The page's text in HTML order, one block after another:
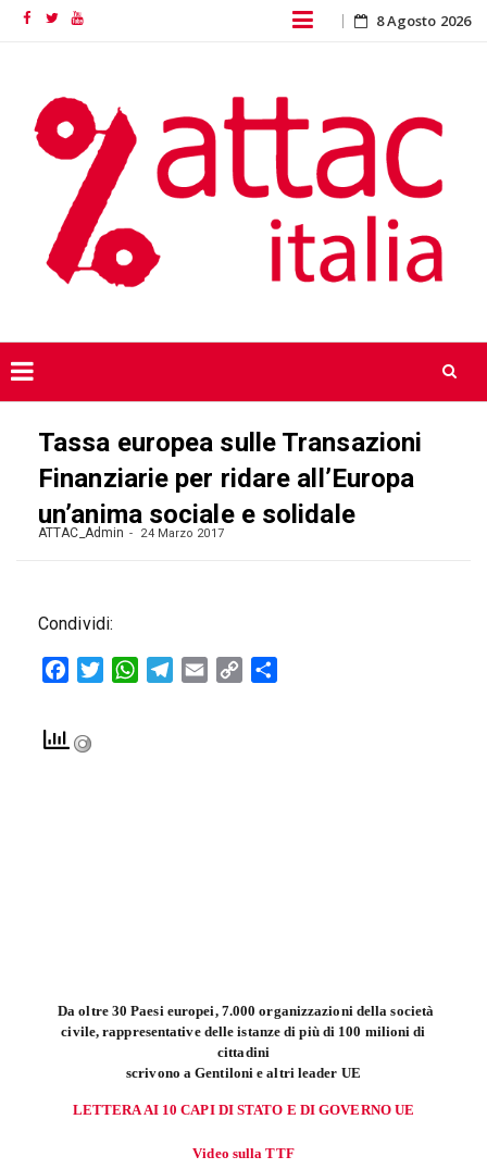
FacebookTwitterYouTube Skip
content
8 Agosto 2026
Tassa europea sulle Transazioni
Finanziarie per ridare all’Europa
un’anima sociale e solidale
ATTAC_Admin 24 Marzo 2017
Condividi:
FacebookTwitterWhatsAppTelegram
Email
Copy
Da oltre 30 Paesi europei, 7.000 organizzazioni della società
civile, rappresentative delle istanze di più di 100 milioni di
cittadini
scrivono a Gentiloni e altri leader UE
LETTERA AI 10 CAPI DI STATO E DI GOVERNO UE
Video sulla TTF